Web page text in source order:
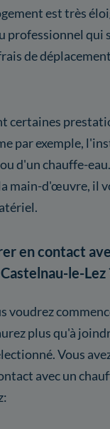
est très
qui
de
certaines
par exemple,
d'un chauffe-
main-d'œuvre, il
en contact
le-Lez
voudrez
plus qu'à
Vous
avec un